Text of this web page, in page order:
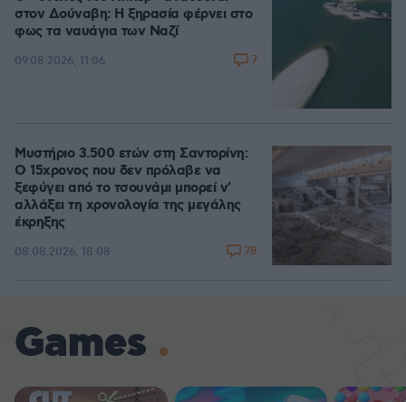
στον Δούναβη: Η ξηρασία φέρνει στο
φως τα ναυάγια των Ναζί
09.08.2026, 11:06 7
Μυστήριο 3.500 ετών στη Σαντορίνη:
Ο 15χρονος που δεν πρόλαβε να
ξεφύγει από το τσουνάμι μπορεί ν'
αλλάξει τη χρονολογία της μεγάλης
έκρηξης
08.08.2026, 18:08 78
Games